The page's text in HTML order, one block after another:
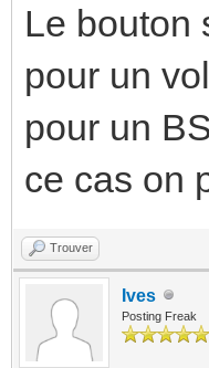
Le bouton
pour un
pour un
ce cas on
Trouver
Ives
Posting Freak